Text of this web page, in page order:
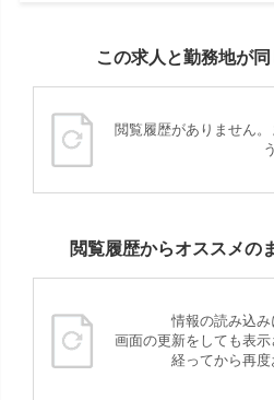
この求人と勤務地が
閲覧履歴がありません
閲覧履歴からオススメの
情報の読み込み
画面の更新をしても表
経ってから再度